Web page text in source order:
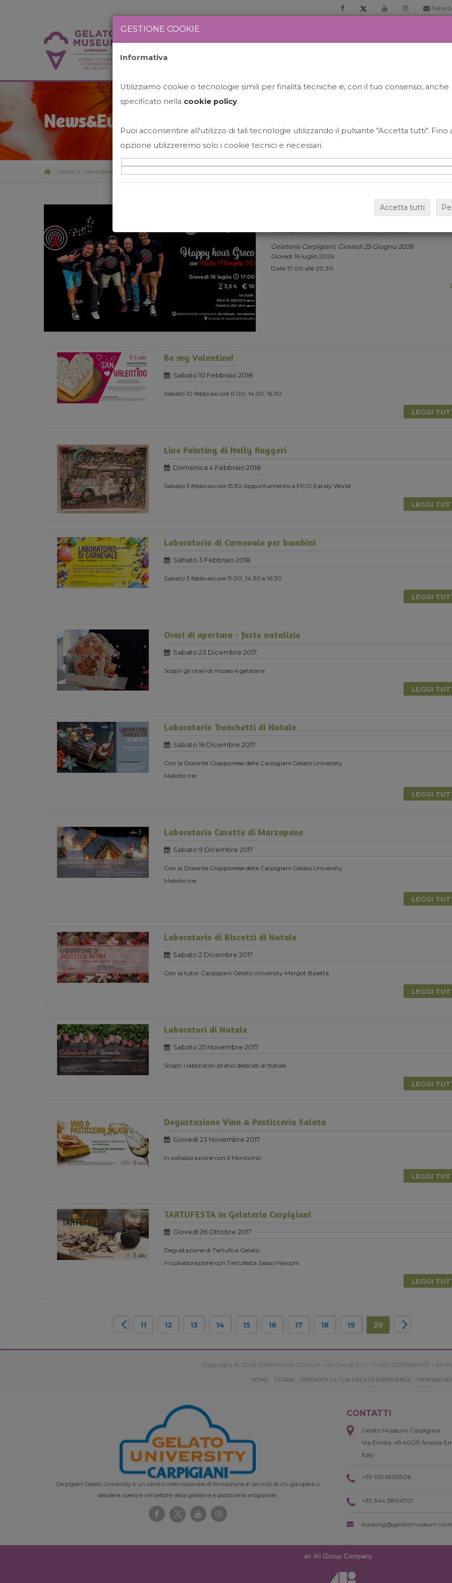
News&Events
Home News&events
HAPPY HOUR GRECO CON
RADIO MEMPHIS 3.0.
Gelateria Carpigiani, Giovedi 25 Giugno 2026
Giovedì 16 luglio 2026
Dalle 17:00 alle 20:30
Be my Valentine!
Sabato 10 Febbraio 2018
Sabato 10 febbraio ore 11.00, 14.30, 16.30
LEGGI
Live Painting di Nelly Ruggeri
Domenica 4 Febbraio 2018
Sabato 3 febbraio ore 15:30 Appuntamento a FICO Eataly World
LEGGI
Laboratorio di Carnevale per bambini
Sabato 3 Febbraio 2018
Sabato 3 febbraio ore 11.00, 14.30 e 16.30
LEGGI
Orari di apertura - feste natalizie
Sabato 23 Dicembre 2017
Scopri gli orari di museo e gelateria
LEGGI
Laboratorio Tronchetti di Natale
Sabato 16 Dicembre 2017
Con la Docente Giapponese della Carpigiani Gelato University
Makoto Irie
LEGGI
Laboratorio Casette di Marzapane
Sabato 9 Dicembre 2017
Con la Docente Giapponese della Carpigiani Gelato University
Makoto Irie
LEGGI
Laboratorio di Biscotti di Natale
Sabato 2 Dicembre 2017
Con la tutor Carpigiani Gelato University Margot Baietta
LEGGI
Laboratori di Natale
Sabato 25 Novembre 2017
Scopri i laboratori pratici dedicati al Natale
LEGGI
Degustazione Vino & Pasticceria Salata
Giovedi 23 Novembre 2017
in collaborazione con Il Monticino
LEGGI
TARTUFESTA in Gelateria Carpigiani
Giovedi 26 Ottobre 2017
Degustazione di Tartufo e Gelato
in collaborazione con Tartufesta Sasso Marconi
LEGGI
11 12 13 14 15 16 17 18 19 20
Copyright © 2026 CARPIGIANI GROUP - Ali Group S.r.l. - P.IVA 13239980967 - All
HOME STORIA PRENOTA LA TUA GELATO EXPERIENCE
Carpigiani Gelato University è un centro internazionale di formazione al servizio di chi già opera o
desidera operare nel settore della gelateria e pasticceria artigianale.
CONTATTI
Gelato Museum Carpigiani
Via Emilia, 45 40011 Anzola
Italy
+39 051 6505306
+39 344 3804701
booking@gelatomuseum.com
GESTIONE COOKIE
Informativa
Utilizziamo cookie o tecnologie simili per finalità tecniche e, con il tuo consenso,
specificato nella cookie policy.
Puoi acconsentire all'utilizzo di tali tecnologie utilizzando il pulsante "Accetta tutti". Fino
opzione utilizzeremo solo i cookie tecnici e necessari.
Accetta tutti